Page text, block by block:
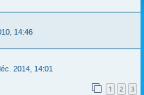
14:46
2014, 14:01
1 2 3